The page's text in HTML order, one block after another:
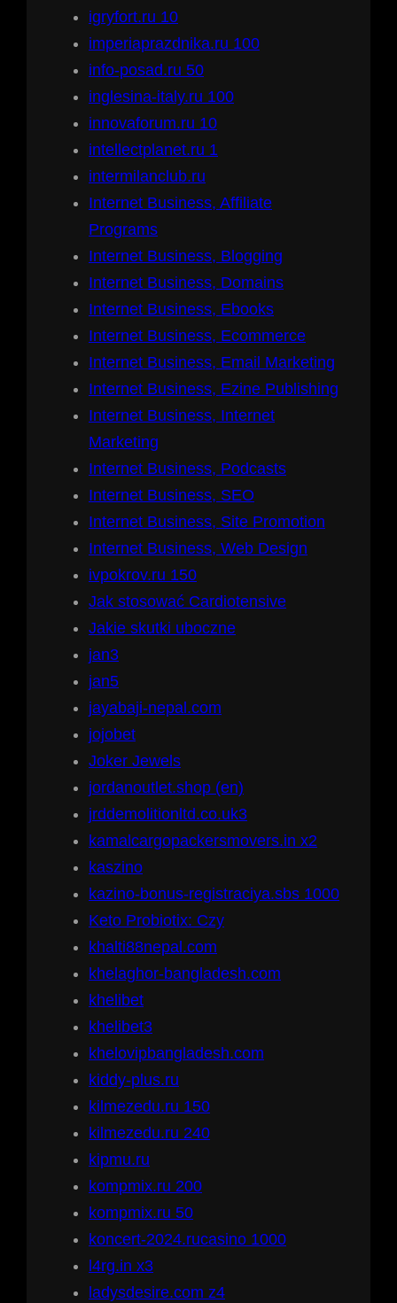
igryfort.ru 10
imperiaprazdnika.ru 100
info-posad.ru 50
inglesina-italy.ru 100
innovaforum.ru 10
intellectplanet.ru 1
intermilanclub.ru
Internet Business, Affiliate
Programs
Internet Business, Blogging
Internet Business, Domains
Internet Business, Ebooks
Internet Business, Ecommerce
Internet Business, Email Marketing
Internet Business, Ezine Publishing
Internet Business, Internet
Marketing
Internet Business, Podcasts
Internet Business, SEO
Internet Business, Site Promotion
Internet Business, Web Design
ivpokrov.ru 150
Jak stosować Cardiotensive
Jakie skutki uboczne
jan3
jan5
jayabaji-nepal.com
jojobet
Joker Jewels
jordanoutlet.shop (en)
jrddemolitionltd.co.uk3
kamalcargopackersmovers.in x2
kaszino
kazino-bonus-registraciya.sbs 1000
Keto Probiotix: Czy
khalti88nepal.com
khelaghor-bangladesh.com
khelibet
khelibet3
khelovipbangladesh.com
kiddy-plus.ru
kilmezedu.ru 150
kilmezedu.ru 240
kipmu.ru
kompmix.ru 200
kompmix.ru 50
koncert-2024.rucasino 1000
l4rg.in x3
ladysdesire.com z4